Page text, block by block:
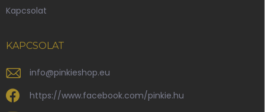
Kapcsolat
KAPCSOLAT
info@pinkieshop.eu
https://www.facebook.com/pinkie.hu